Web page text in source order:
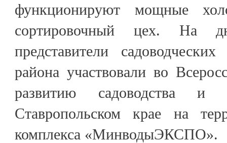
функционируют мощные
сортировочный цех. На
представители
района участвовали во
развитию садоводства и
Ставропольском крае на
комплекса «МинводыЭКСПО».